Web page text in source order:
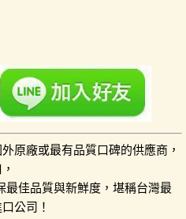
原廠或最有品質口碑的供應商，
最佳品質與新鮮度，堪稱台灣最
公司！